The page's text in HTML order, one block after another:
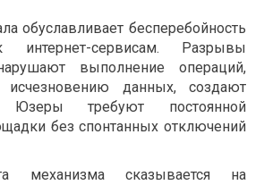
обуславливает бесперебойность
интернет-сервисам. Разрывы
выполнение операций,
исчезновению данных, создают
требуют постоянной
без спонтанных отключений
механизма сказывается на